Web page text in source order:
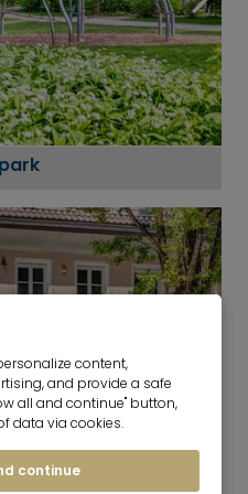
content,
and provide a safe
all and continue" button,
data via cookies.
continue